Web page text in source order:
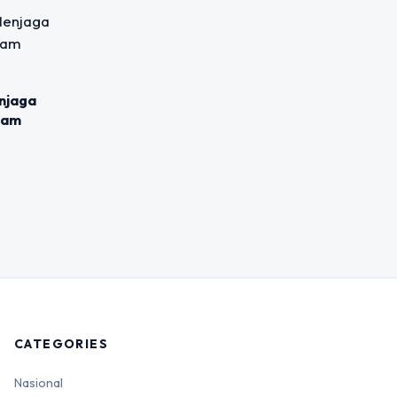
CATEGORIES
Nasional